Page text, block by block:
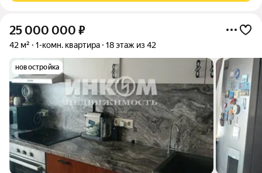
25 000 000 ₽
42 м² 1-комн. квартира 18 этаж из 42
новостройка